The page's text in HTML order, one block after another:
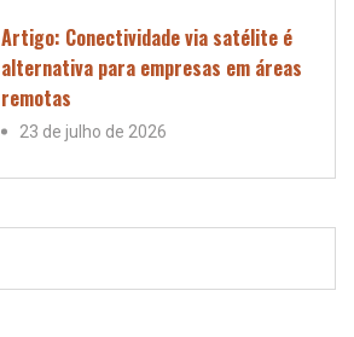
Artigo: Conectividade via satélite é
alternativa para empresas em áreas
remotas
23 de julho de 2026